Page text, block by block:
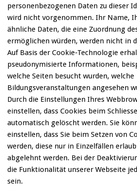
personenbezogenen Daten zu dieser
wird nicht vorgenommen. Ihr Name,
ähnliche Daten, die eine Zuordnung
ermöglichen würden, werden nicht in
Auf Basis der Cookie-Technologie
pseudonymisierte Informationen,
welche Seiten besucht wurden, welche
Bildungsveranstaltungen angesehen
Durch die Einstellungen Ihres
einstellen, dass Cookies beim
automatisch gelöscht werden. Sie
einstellen, dass Sie beim Setzen von
werden, diese nur in Einzelfällen
abgelehnt werden. Bei der
die Funktionalität unserer Webseite
sein.